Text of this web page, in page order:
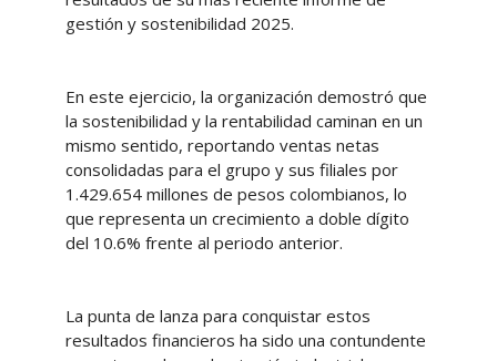
gestión y sostenibilidad 2025.
En este ejercicio, la organización demostró que
la sostenibilidad y la rentabilidad caminan en un
mismo sentido, reportando ventas netas
consolidadas para el grupo y sus filiales por
1.429.654 millones de pesos colombianos, lo
que representa un crecimiento a doble dígito
del 10.6% frente al periodo anterior.
La punta de lanza para conquistar estos
resultados financieros ha sido una contundente